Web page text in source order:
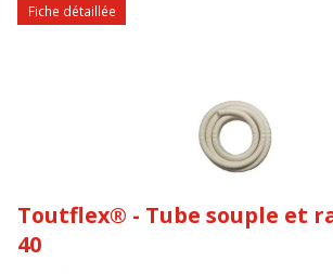
Fiche détaillée
Toutflex® - Tube souple et
40